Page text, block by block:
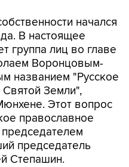
начался
В настоящее
группа лиц во главе
Воронцовым-
названием "Русское
Земли",
Этот вопрос
православное
председатель
Степашин.